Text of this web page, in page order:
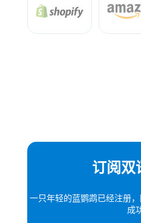
订阅双
一只年轻的蓝鹦鹉已经注册
成